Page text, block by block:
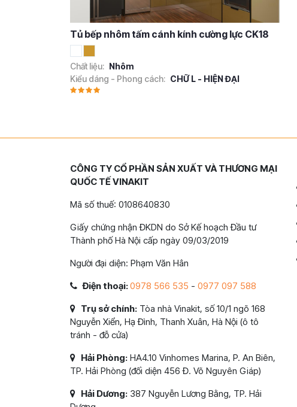
Tủ bếp nhôm tấm cánh kính cường lực CK18
Chất liệu: Nhôm
Kiểu dáng - Phong cách: CHỮ L - HIỆN ĐẠI
CÔNG TY CỔ PHẦN SẢN XUẤT VÀ THƯƠNG MẠI
QUỐC TẾ VINAKIT
Mã số thuế: 0108640830
Giấy chứng nhận ĐKDN do Sở Kế hoạch Đầu tư
Thành phố Hà Nội cấp ngày 09/03/2019
Người đại diện: Phạm Văn Hân
Điện thoại:0978 566 535 - 0977 097 588
Trụ sở chính: Tòa nhà Vinakit, số 10/1 ngõ 168
Nguyễn Xiển, Hạ Đình, Thanh Xuân, Hà Nội (ô tô
tránh - đỗ cửa)
Hải Phòng: HA4.10 Vinhomes Marina, P. An Biên,
TP. Hải Phòng (đối diện 456 Đ. Võ Nguyên Giáp)
Hải Dương: 387 Nguyễn Lương Bằng, TP. Hải